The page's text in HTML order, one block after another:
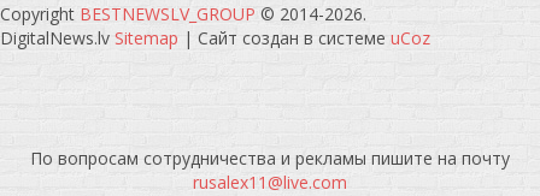
Copyright BESTNEWSLV_GROUP © 2014-2026.
DigitalNews.lv Sitemap | Сайт создан в системе uCoz
По вопросам сотрудничества и рекламы пишите на почту
rusalex11@live.com